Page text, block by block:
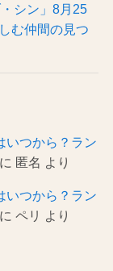
シン」8月25
む仲間の見つ
いつから？ラン
に 匿名 より
いつから？ラン
に ペリ より